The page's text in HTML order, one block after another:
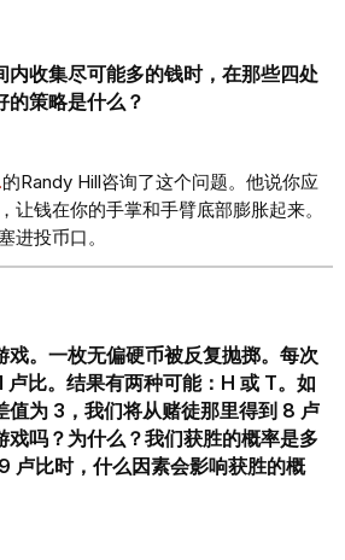
内收集尽可能多的钱时，在那些四处
的策略是什么？
的Randy Hill咨询了这个问题。他说你应
让钱在你的手掌和手臂底部膨胀起来。
进投币口。
戏。一枚无偏硬币被反复抛掷。每次
卢比。结果有两种可能：H 或 T。如
值为 3，我们将从赌徒那里得到 8 卢
戏吗？为什么？我们获胜的概率是多
卢比时，什么因素会影响获胜的概